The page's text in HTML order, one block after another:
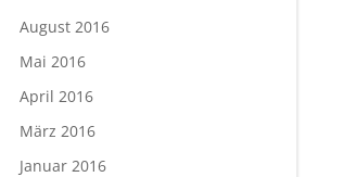
August 2016
Mai 2016
April 2016
März 2016
Januar 2016